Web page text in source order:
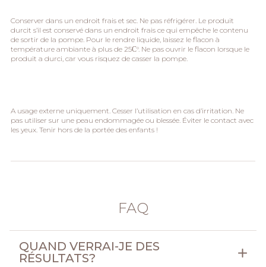
Conserver dans un endroit frais et sec. Ne pas réfrigérer. Le produit
durcit s’il est conservé dans un endroit frais ce qui empêche le contenu
de sortir de la pompe. Pour le rendre liquide, laissez le flacon à
température ambiante à plus de 25С°. Ne pas ouvrir le flacon lorsque le
produit a durci, car vous risquez de casser la pompe.
A usage externe uniquement. Cesser l’utilisation en cas d’irritation. Ne
pas utiliser sur une peau endommagée ou blessée. Éviter le contact avec
les yeux. Tenir hors de la portée des enfants !
FAQ
QUAND VERRAI-JE DES
RÉSULTATS?